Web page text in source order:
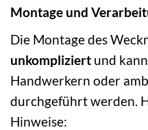
Montage und
Die Montage des
unkompliziert und
Handwerkern oder
durchgeführt werden.
Hinweise: